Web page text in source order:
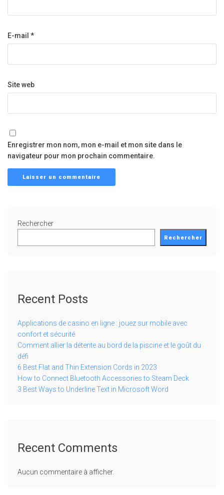
E-mail *
Site web
Enregistrer mon nom, mon e-mail et mon site dans le
navigateur pour mon prochain commentaire.
Rechercher
Rechercher
Recent Posts
Applications de casino en ligne : jouez sur mobile avec
confort et sécurité
Comment allier la détente au bord de la piscine et le goût du
défi
6 Best Flat and Thin Extension Cords in 2023
How to Connect Bluetooth Accessories to Steam Deck
3 Best Ways to Underline Text in Microsoft Word
Recent Comments
Aucun commentaire à afficher.